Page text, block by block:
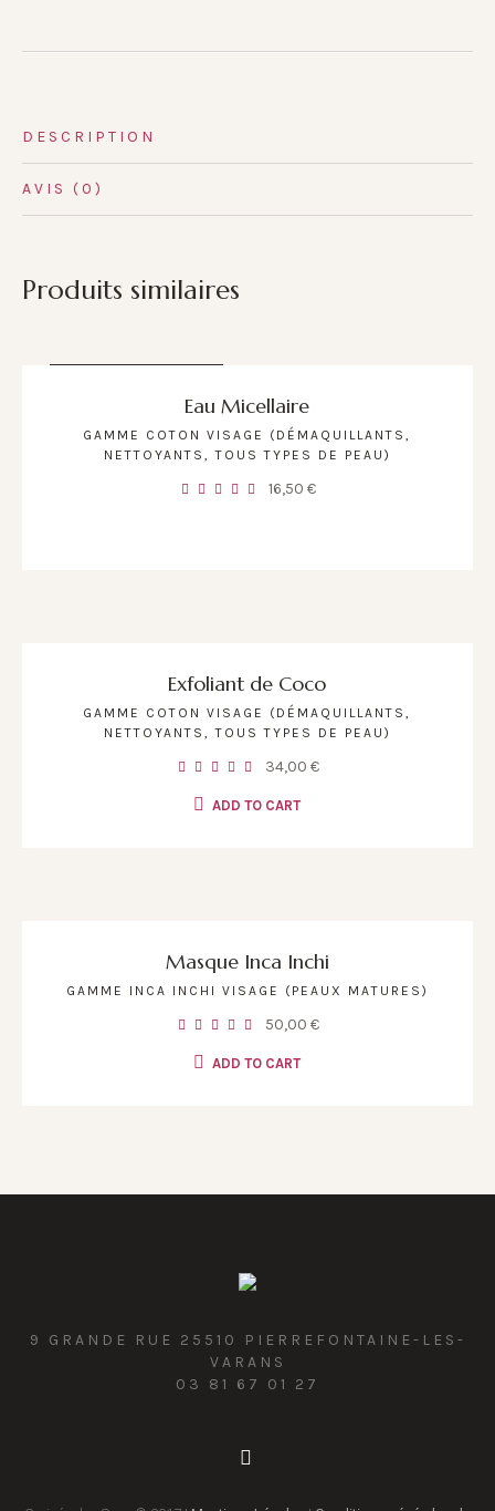
DESCRIPTION
AVIS (0)
Produits similaires
Eau Micellaire
GAMME COTON VISAGE (DÉMAQUILLANTS,
NETTOYANTS, TOUS TYPES DE PEAU)
16,50 €
Exfoliant de Coco
GAMME COTON VISAGE (DÉMAQUILLANTS,
NETTOYANTS, TOUS TYPES DE PEAU)
34,00 €
ADD TO CART
Masque Inca Inchi
GAMME INCA INCHI VISAGE (PEAUX MATURES)
50,00 €
ADD TO CART
9 GRANDE RUE 25510 PIERREFONTAINE-LES-
VARANS
03 81 67 01 27